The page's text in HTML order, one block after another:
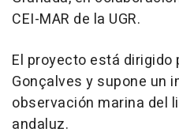
CEI-MAR de la UGR.
El proyecto está dirigido
Gonçalves y supone un
observación marina del
andaluz.